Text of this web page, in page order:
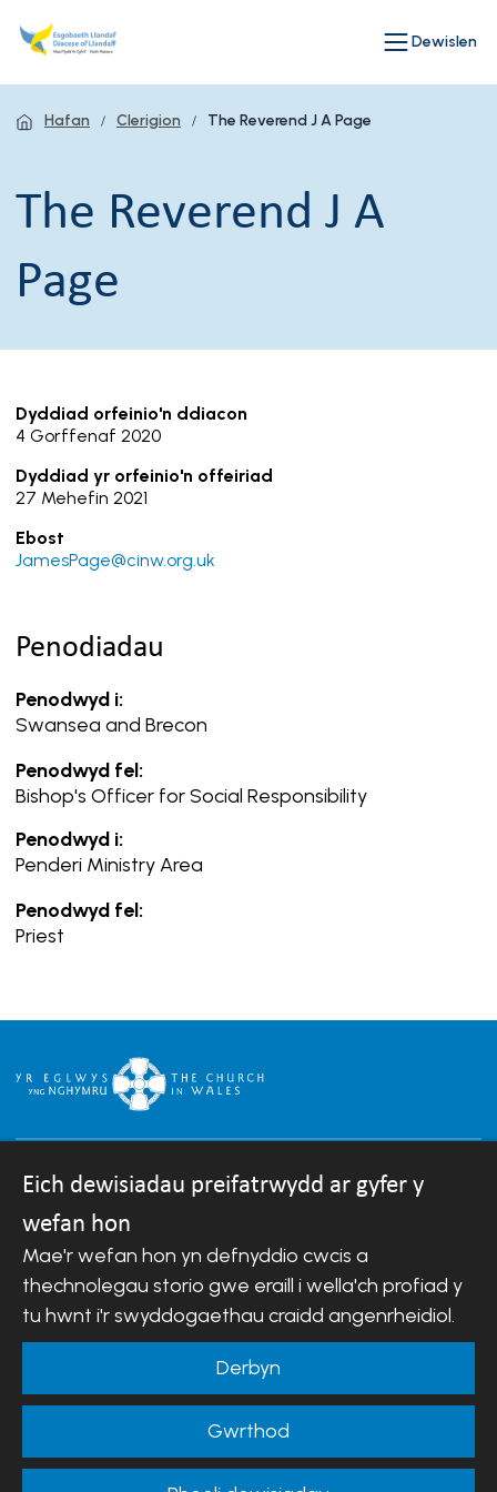
Dewislen
Hafan Clerigion The Reverend J A Page
The Reverend J A
Page
Dyddiad orfeinio'n ddiacon
4 Gorffenaf 2020
Dyddiad yr orfeinio'n offeiriad
27 Mehefin 2021
Ebost
JamesPage@cinw.org.uk
Penodiadau
Penodwyd i:
Swansea and Brecon
Penodwyd fel:
Bishop's Officer for Social Responsibility
Penodwyd i:
Penderi Ministry Area
Penodwyd fel:
Priest
Hawlfraint © 2007-2026 Esgobaeth Llandaf.
Cedwir pob hawl.
Mae Bwrdd Cyllid Esgobaeth Llandaf yn gwmni sydd
wedi'i gofrestru yng Nghymru a Lloegr.
Rhif cwmni: 488549 | Rhif elusen gofrestredig:
Telerau ac Amodau Gwefan|Cwcis|Cefnogaeth o
Hysbysiad preifatrwydd|Datganiad
Hygyrchedd
Eich dewisiadau preifatrwydd ar gyfer y
wefan hon
Mae'r wefan hon yn defnyddio cwcis a
thechnolegau storio gwe eraill i wella'ch profiad y
tu hwnt i'r swyddogaethau craidd angenrheidiol.
Derbyn
Gwrthod